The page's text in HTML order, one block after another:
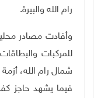
رام الله والبيرة.
وأفادت مصادر
للمركبات
شمال رام الله،
فيما يشهد حاجز